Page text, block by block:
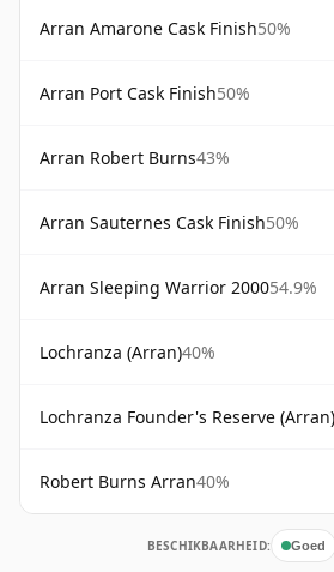
Arran Amarone Cask Finish50%
Arran Port Cask Finish50%
Arran Robert Burns43%
Arran Sauternes Cask Finish50%
Arran Sleeping Warrior 200054.9%
Lochranza (Arran)40%
Lochranza Founder's Reserve (Arran)
Robert Burns Arran40%
BESCHIKBAARHEID: Goed